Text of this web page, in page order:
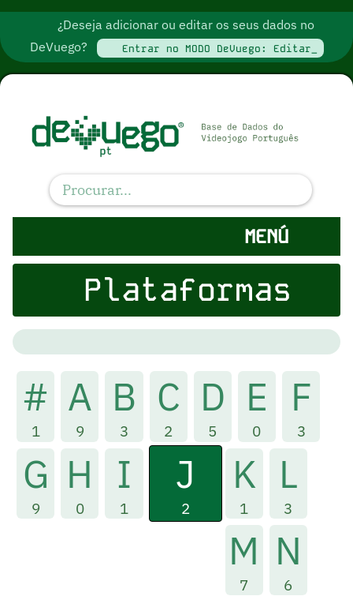
¿Deseja adicionar ou editar os seus dados no
DeVuego?
Entrar no MODO DeVuego: Editar_
MENÚ
Plataformas
#
1
A
9
B
3
C
2
D
5
E
0
F
3
G
9
H
0
I
1
J
2
K
1
L
3
M
7
N
6